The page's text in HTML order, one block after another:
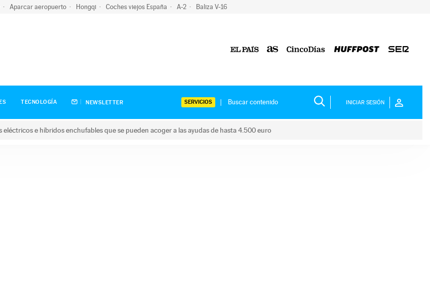
Aparcar aeropuerto Hongqi Coches viejos España A-2 Baliza V-16
TECNOLOGÍA NEWSLETTER SERVICIOS INICIAR SESIÓN
e híbridos enchufables que se pueden acoger a las ayudas de hasta 4.500 euro